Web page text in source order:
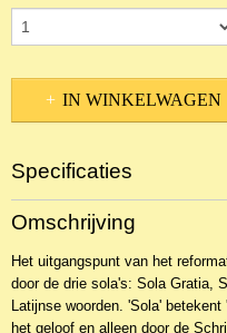
IN WINKELWAGEN
Specificaties
Productcode
NBKTPr-18399
EAN code
9789055519439
Omschrijving
Het uitgangspunt van het
door de drie sola's: Sola Gratia,
Latijnse woorden. 'Sola'
het geloof en alleen door de